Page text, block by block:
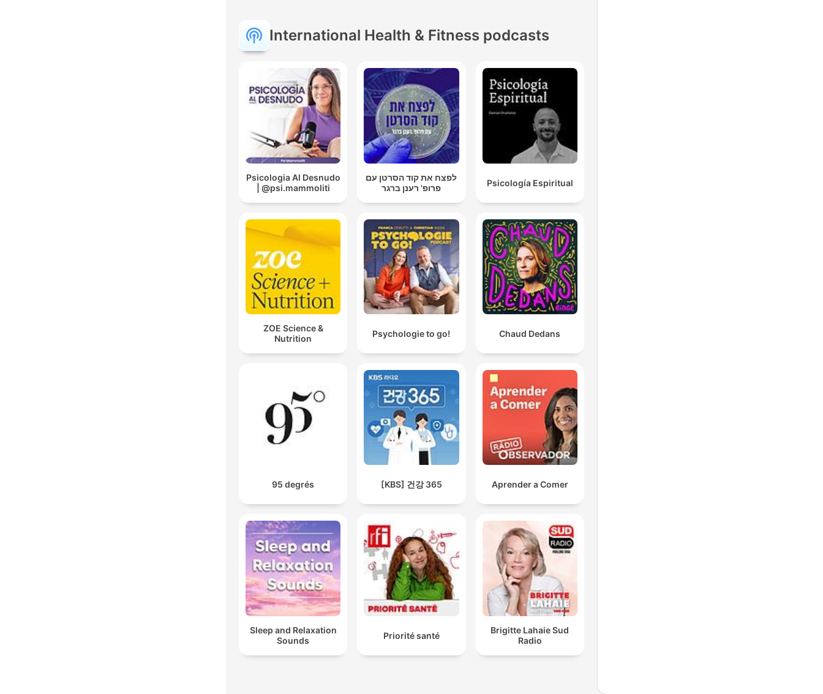
International Health & Fitness podcasts
Psicologia Al Desnudo
| @psi.mammoliti
לפצח את קוד הסרטן עם
פרופ' רענן ברגר
Psicología Espiritual
ZOE Science &
Nutrition
Psychologie to go! Chaud Dedans
95 degrés [KBS] 건강 365 Aprender a Comer
Sleep and Relaxation
Sounds
Priorité santé
Brigitte Lahaie Sud
Radio